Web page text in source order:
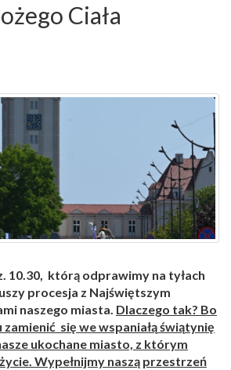
Ciała
10.30, którą odprawimy na tyłach
procesja z Najświętszym
naszego miasta. Dlaczego tak? Bo
zamienić się we wspaniałąświątynię
ukochane miasto, z którym
życie. Wypełnijmy naszą przestrzeń